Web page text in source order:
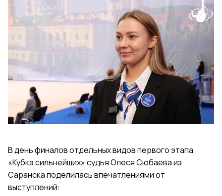
В день финалов отдельных видов первого этапа
«Кубка сильнейших» судья Олеся Сюбаева из
Саранска поделилась впечатлениями от
выступлений: